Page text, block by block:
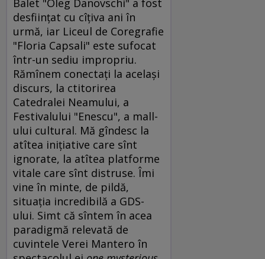
Balet "Oleg Danovschi" a fost
desfiinţat cu cîţiva ani în
urmă, iar Liceul de Coregrafie
"Floria Capsali" este sufocat
într-un sediu impropriu.
Rămînem conectaţi la acelaşi
discurs, la ctitorirea
Catedralei Neamului, a
Festivalului "Enescu", a mall-
ului cultural. Mă gîndesc la
atîtea iniţiative care sînt
ignorate, la atîtea platforme
vitale care sînt distruse. Îmi
vine în minte, de pildă,
situaţia incredibilă a GDS-
ului. Simt că sîntem în acea
paradigmă relevată de
cuvintele Verei Mantero în